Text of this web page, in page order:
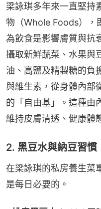
梁詠琪多年來一直堅持
物（Whole Foods），
為飲食是影響膚質與抗
攝取新鮮蔬菜、水果與
油、高鹽及精製糖的負
與維生素，從身體內部
的「自由基」。這種由
維持皮膚清透、健康體
2. 黑豆水與納豆習慣
在梁詠琪的私房養生菜
是每日必要的。